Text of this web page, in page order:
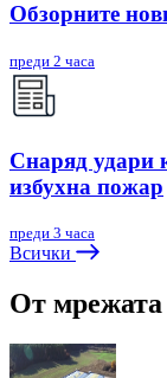
Обзорните
преди 2 часа
Снаряд удари
избухна пожар
преди 3 часа
Всички
От мрежата